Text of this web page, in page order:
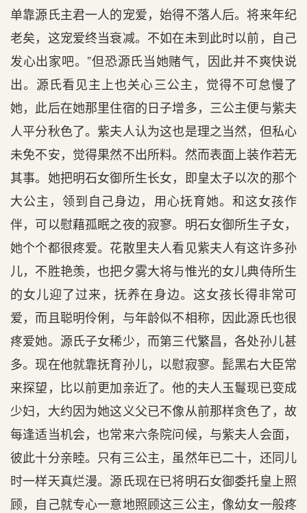
单靠源氏主君一人的宠爱，始得不落人后。将来年纪
老矣，这宠爱终当衰减。不如在未到此时以前，自己
发心出家吧。”但恐源氏当她赌气，因此并不爽快说
出。源氏看见主上也关心三公主，觉得不可怠慢了
她，此后在她那里住宿的日子增多，三公主便与紫夫
人平分秋色了。紫夫人认为这也是理之当然，但私心
未免不安，觉得果然不出所料。然而表面上装作若无
其事。她把明石女御所生长女，即皇太子以次的那个
大公主，领到自己身边，用心抚育她。和这女孩作
伴，可以慰藉孤眠之夜的寂寥。明石女御所生子女，
她个个都很疼爱。花散里夫人看见紫夫人有这许多孙
儿，不胜艳羡，也把夕雾大将与惟光的女儿典侍所生
的女儿迎了过来，抚养在身边。这女孩长得非常可
爱，而且聪明伶俐，与年龄似不相称，因此源氏也很
疼爱她。源氏子女稀少，而第三代繁昌，各处孙儿甚
多。现在他就靠抚育孙儿，以慰寂寥。髭黑右大臣常
来探望，比以前更加亲近了。他的夫人玉鬘现已变成
少妇，大约因为她这义父已不像从前那样贪色了，故
每逢适当机会，也常来六条院问候，与紫夫人会面，
彼此十分亲睦。只有三公主，虽然年已二十，还同儿
时一样天真烂漫。源氏现在已将明石女御委托皇上照
顾，自己就专心一意地照顾这三公主，像幼女一般疼